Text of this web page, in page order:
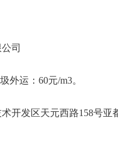
司
外运：60元/m3。
开发区天元西路158号亚